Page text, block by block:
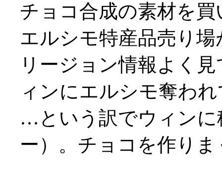
チョコ合成の素材を
エルシモ特産品売り
リージョン情報よく
ィンにエルシモ奪わ
…という訳でウィンに
ー）。チョコを作り